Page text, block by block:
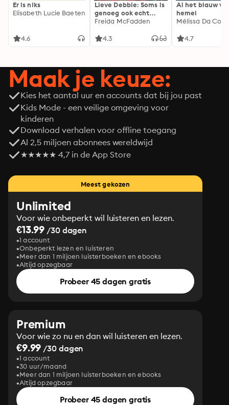
Er is niks
Elisabeth Lucie Baeten
4.6
Lieve Debbie: Soms is
genoeg ook echt
genoeg...
Freida McFadden
4.3
Al het blauw
hemel
Mélissa Da
4.7
Maak je keuze:
Kies het aantal uur en accounts dat bij jou past
Kids Mode - een veilige omgeving voor
kinderen
Download verhalen voor offline toegang
Al 2,5 miljoen abonnees wereldwijd
★★★★★ 4,7 in de App Store
Meest gekozen
Unlimited
Voor wie onbeperkt wil luisteren en lezen.
€13.99 /30 dagen
1 account
Onbeperkt lezen en luisteren
Meer dan 1 miljoen luisterboeken en ebooks
Altijd opzegbaar
Probeer 45 dagen gratis
Premium
Voor wie zo nu en dan wil luisteren en lezen.
€9.99 /30 dagen
1 account
30 uur/maand
Meer dan 1 miljoen luisterboeken en ebooks
Altijd opzegbaar
Probeer 45 dagen gratis